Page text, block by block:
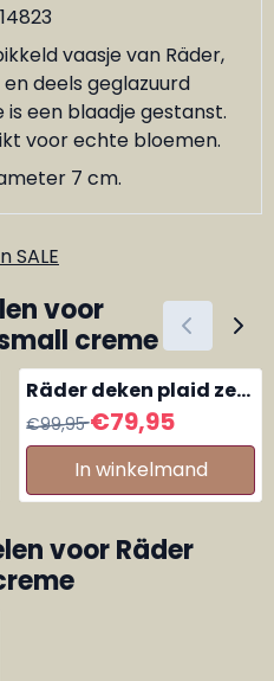
vaasje van Räder,
deels geglazuurd
een blaadje gestanst.
voor echte bloemen.
7 cm.
SALE
voor
creme
Räder deken plaid zee
thema onder water
wereld zeegroen
Van 99,95 voor 79,95
€99,95€79,95
In winkelmand
voorRäder